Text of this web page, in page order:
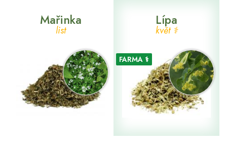
Mařinka
list
Lípa
květ ⚕
FARMA ⚕